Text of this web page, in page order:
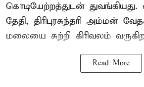
கொடியேற்றத்துடன் துவங்கியது.
தேதி, திரிபுரசுந்தரி அம்மன்
மலையை சுற்றி கிரிவலம்
Read More